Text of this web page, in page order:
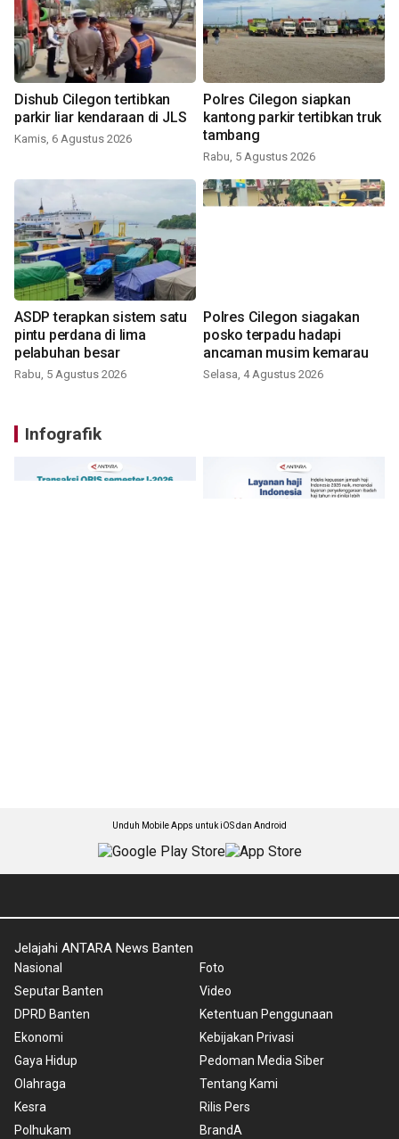
Dishub Cilegon tertibkan
parkir liar kendaraan di JLS
Kamis, 6 Agustus 2026
Polres Cilegon siapkan
kantong parkir tertibkan truk
tambang
Rabu, 5 Agustus 2026
ASDP terapkan sistem satu
pintu perdana di lima
pelabuhan besar
Rabu, 5 Agustus 2026
Polres Cilegon siagakan
posko terpadu hadapi
ancaman musim kemarau
Selasa, 4 Agustus 2026
Infografik
Unduh Mobile Apps untuk iOS dan Android
Jelajahi ANTARA News Banten
Nasional
Seputar Banten
DPRD Banten
Ekonomi
Gaya Hidup
Olahraga
Kesra
Polhukam
Foto
Video
Ketentuan Penggunaan
Kebijakan Privasi
Pedoman Media Siber
Tentang Kami
Rilis Pers
BrandA